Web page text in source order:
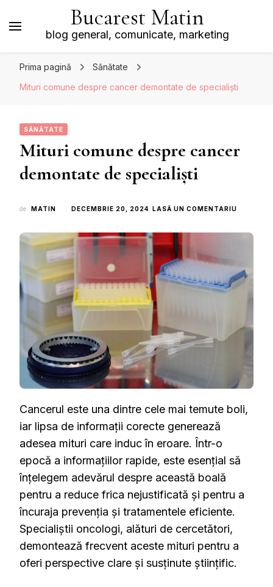
Bucarest Matin
blog general, comunicate, marketing
Prima pagină
Sănătate
Mituri comune despre cancer demontate de specialiști
SĂNĂTATE
Mituri comune despre cancer
demontate de specialiști
de MATIN DECEMBRIE 20, 2024 LASĂ UN COMENTARIU
DE
Cancerul este una dintre cele mai temute boli,
iar lipsa de informații corecte generează
adesea mituri care induc în eroare. Într-o
epocă a informațiilor rapide, este esențial să
înțelegem adevărul despre această boală
pentru a reduce frica nejustificată și pentru a
încuraja prevenția și tratamentele eficiente.
Specialiștii oncologi, alături de cercetători,
demontează frecvent aceste mituri pentru a
oferi perspective clare și susținute științific.